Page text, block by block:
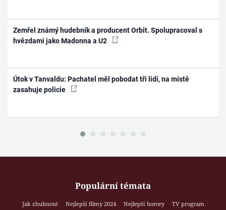
Zemřel známý hudebník a producent Orbit. Spolupracoval s
hvězdami jako Madonna a U2
Útok v Tanvaldu: Pachatel měl pobodat tři lidi, na místě
zasahuje policie
Populární témata
Jak zhubnout Nejlepší filmy 2024 Nejlepší horory
TV program